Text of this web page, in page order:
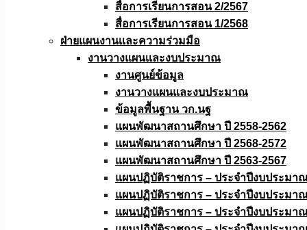
สื่อการเรียนการสอน 2/2567
สื่อการเรียนการสอน 1/2568
ฝ่ายแผนงานเเละความร่วมมือ
งานวางแผนเเละงบประมาณ
งานศูนย์ข้อมูล
งานวางแผนและงบประมาณ
ข้อมูลพื้นฐาน วก.นฐ
แผนพัฒนาสถานศึกษา ปี 2558-2562
แผนพัฒนาสถานศึกษา ปี 2568-2572
แผนพัฒนาสถานศึกษา ปี 2563-2567
แผนปฏิบัติราชการ – ประจำปีงบประมา
แผนปฏิบัติราชการ – ประจำปีงบประมา
แผนปฏิบัติราชการ – ประจำปีงบประมา